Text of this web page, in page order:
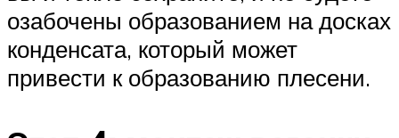
озабочены образованием на досках
конденсата, который может
привести к образованию плесени.